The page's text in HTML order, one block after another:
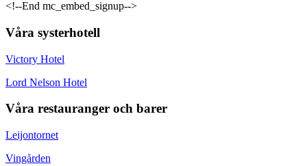
<!--End mc_embed_signup-->
Våra systerhotell
Victory Hotel
Lord Nelson Hotel
Våra restauranger och barer
Leijontornet
Vingården